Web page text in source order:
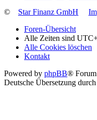
©
Star Finanz GmbH
Foren-Übersicht
Alle Zeiten sind
Alle Cookies löschen
Kontakt
Powered by phpBB®
Deutsche Übersetzung durch